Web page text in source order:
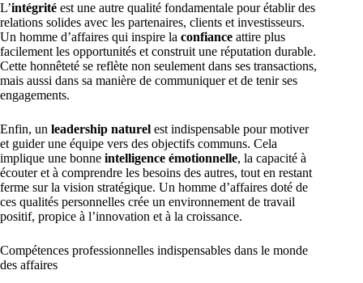
L’intégrité est une autre qualité fondamentale pour établir des
relations solides avec les partenaires, clients et investisseurs.
Un homme d’affaires qui inspire la confiance attire plus
facilement les opportunités et construit une réputation durable.
Cette honnêteté se reflète non seulement dans ses transactions,
mais aussi dans sa manière de communiquer et de tenir ses
engagements.
Enfin, un leadership naturel est indispensable pour motiver
et guider une équipe vers des objectifs communs. Cela
implique une bonne intelligence émotionnelle, la capacité à
écouter et à comprendre les besoins des autres, tout en restant
ferme sur la vision stratégique. Un homme d’affaires doté de
ces qualités personnelles crée un environnement de travail
positif, propice à l’innovation et à la croissance.
Compétences professionnelles indispensables dans le monde
des affaires